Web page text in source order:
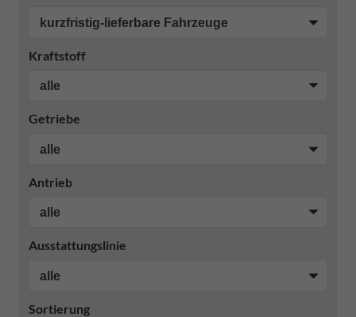
Kraftstoff
Getriebe
Antrieb
Ausstattungslinie
Sortierung